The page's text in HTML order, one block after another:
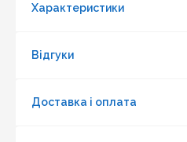
Характеристики
Відгуки
Доставка і оплата